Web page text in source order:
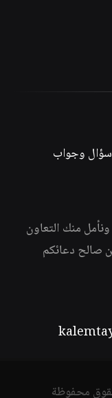
سؤال وجواب
ونأمل منك التعاون
صالح دعائكم
محفوظة